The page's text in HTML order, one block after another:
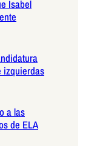
Isabel
izquierdas
a las
de ELA